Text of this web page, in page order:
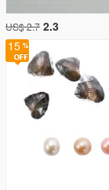
15
US$ 2.7 2.3